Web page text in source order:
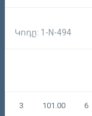
Կոդը: 1-N-494
3 101.00 6